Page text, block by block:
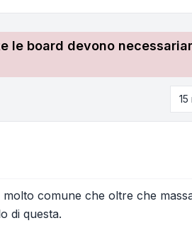
board devono
comune che oltre che
di questa.